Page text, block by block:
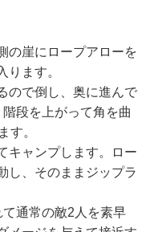
の崖にロープアローを
ります。
ので倒し、奥に進んで
段を上がって角を曲
す。
キャンプします。ロー
し、そのままジップラ
通常の敵2人を素早